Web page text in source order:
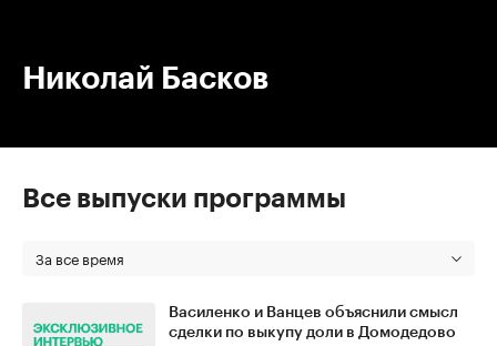
Николай Басков
Все выпуски программы
За все время
Василенко и Ванцев объяснили смысл
сделки по выкупу доли в Домодедово